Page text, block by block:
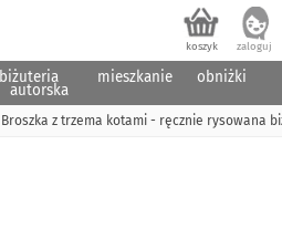
biżuteria
autorska
mieszkanie obniżki
Broszka z trzema kotami - ręcznie rysowana